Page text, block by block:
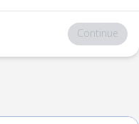
Continue